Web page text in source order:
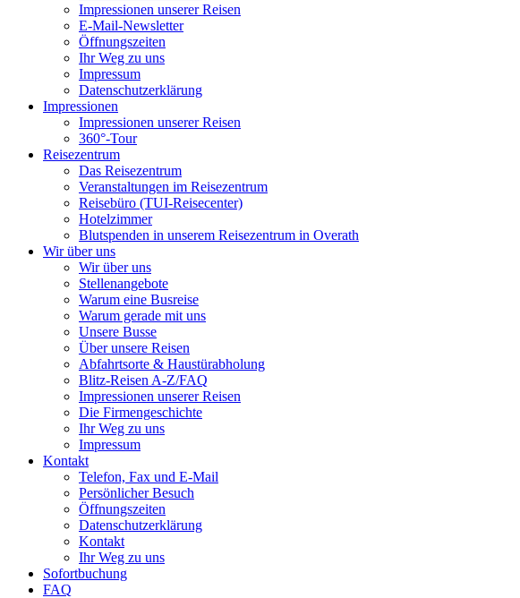
Impressionen unserer Reisen
E-Mail-Newsletter
Öffnungszeiten
Ihr Weg zu uns
Impressum
Datenschutzerklärung
Impressionen
Impressionen unserer Reisen
360°-Tour
Reisezentrum
Das Reisezentrum
Veranstaltungen im Reisezentrum
Reisebüro (TUI-Reisecenter)
Hotelzimmer
Blutspenden in unserem Reisezentrum in Overath
Wir über uns
Wir über uns
Stellenangebote
Warum eine Busreise
Warum gerade mit uns
Unsere Busse
Über unsere Reisen
Abfahrtsorte & Haustürabholung
Blitz-Reisen A-Z/FAQ
Impressionen unserer Reisen
Die Firmengeschichte
Ihr Weg zu uns
Impressum
Kontakt
Telefon, Fax und E-Mail
Persönlicher Besuch
Öffnungszeiten
Datenschutzerklärung
Kontakt
Ihr Weg zu uns
Sofortbuchung
FAQ